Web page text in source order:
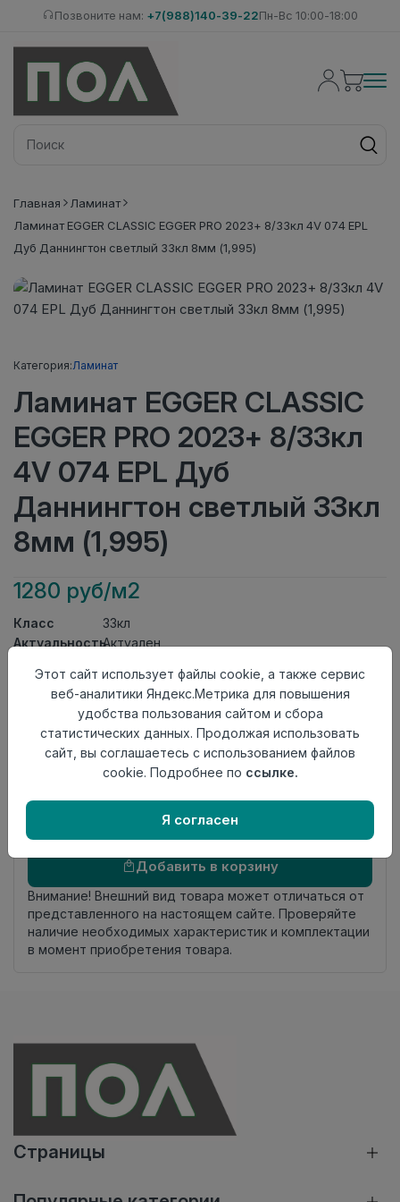
Позвоните нам: +7(988)140-39-22Пн-Вс 10:00-18:00
Главная
Ламинат
Ламинат EGGER CLASSIC EGGER PRO 2023+ 8/33кл 4V 074 EPL
Дуб Даннингтон светлый 33кл 8мм (1,995)
Категория:Ламинат
Ламинат EGGER CLASSIC
EGGER PRO 2023+ 8/33кл
4V 074 EPL Дуб
Даннингтон светлый 33кл
8мм (1,995)
1280 руб/м2
Класс
33кл
АктуальностьАктуален
Размер
доски
1292×193мм
Теплый пол
до +27 градусов
Фаска
4V
Замок
Clic It
происхождения
Осталось
Добавить в корзину
Внимание! Внешний вид товара может отличаться от
представленного на настоящем сайте. Проверяйте
наличие необходимых характеристик и комплектации
в момент приобретения товара.
Страницы
Этот сайт использует файлы cookie, а также сервис
веб-аналитики Яндекс.Метрика для повышения
удобства пользования сайтом и сбора
статистических данных. Продолжая использовать
сайт, вы соглашаетесь с использованием файлов
cookie. Подробнее по ссылке.
Я согласен